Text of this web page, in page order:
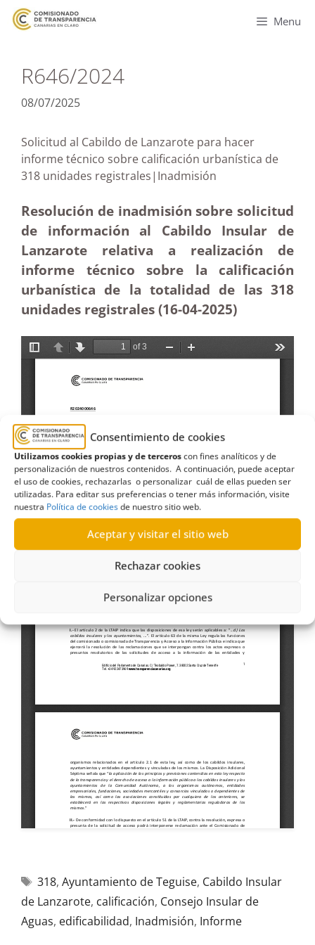
Consentimiento de cookies
Utilizamos cookies propias y de terceroscon fines analíticos y de
personalización de nuestros contenidos. A continuación, puede aceptar
el uso de cookies, rechazarlas o personalizar cuál de ellas pueden ser
utilizadas. Para editar sus preferencias o tener más información, visite
nuestra Política de cookiesde nuestro sitio web.
Aceptar y visitar el sitio web
Rechazar cookies
Personalizar opciones
Menu
R646/2024
08/07/2025
Solicitud al Cabildo de Lanzarote para hacer
informe técnico sobre calificación urbanística de
318 unidades registrales|Inadmisión
Resolución de inadmisión sobre solicitud
de información al Cabildo Insular de
Lanzarote relativa a realización de
informe técnico sobre la calificación
urbanística de la totalidad de las 318
unidades registrales (16-04-2025)
318, Ayuntamiento de Teguise, Cabildo Insular
de Lanzarote, calificación, Consejo Insular de
Aguas, edificabilidad, Inadmisión, Informe